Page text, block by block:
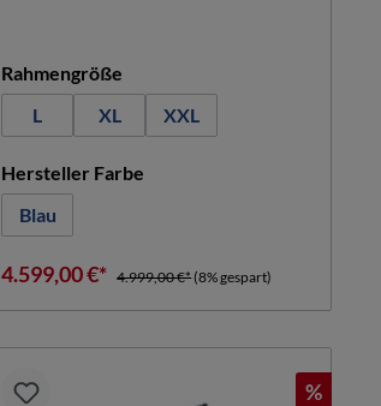
Rahmengröße
L
XL XXL
Hersteller Farbe
Blau
4.599,00 €* 4.999,00 €*(8% gespart)
%